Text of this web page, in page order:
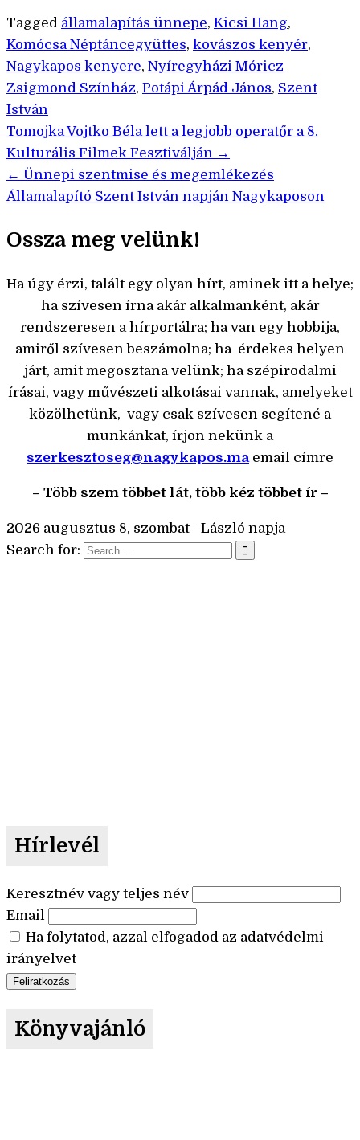
Tagged államalapítás ünnepe, Kicsi Hang,
Komócsa Néptáncegyüttes, kovászos kenyér,
Nagykapos kenyere, Nyíregyházi Móricz
Zsigmond Színház, Potápi Árpád János, Szent
István
Bejegyzés
navigáció
Tomojka Vojtko Béla lett a legjobb operatőr a 8.
Kulturális Filmek Fesztiválján →
← Ünnepi szentmise és megemlékezés
Államalapító Szent István napján Nagykaposon
Ossza meg velünk!
Ha úgy érzi, talált egy olyan hírt, aminek itt a helye;
ha szívesen írna akár alkalmanként, akár
rendszeresen a hírportálra; ha van egy hobbija,
amiről szívesen beszámolna; ha érdekes helyen
járt, amit megosztana velünk; ha szépirodalmi
írásai, vagy művészeti alkotásai vannak, amelyeket
közölhetünk, vagy csak szívesen segítené a
munkánkat, írjon nekünk a
szerkesztoseg@nagykapos.ma email címre
– Több szem többet lát, több kéz többet ír –
2026 augusztus 8, szombat - László napja
Search for:
Hírlevél
Keresztnév vagy teljes név
Email
Ha folytatod, azzal elfogadod az adatvédelmi
irányelvet
Könyvajánló